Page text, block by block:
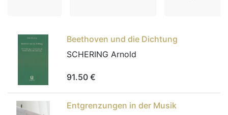
Beethoven und die Dichtung
SCHERING Arnold
91.50 €
Entgrenzungen in der Musik